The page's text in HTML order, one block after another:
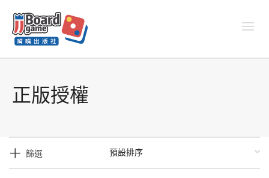
正版授權
篩選